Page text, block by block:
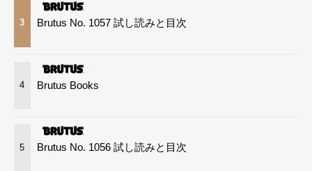
3 Brutus No. 1057 試し読みと目次
4 Brutus Books
5 Brutus No. 1056 試し読みと目次